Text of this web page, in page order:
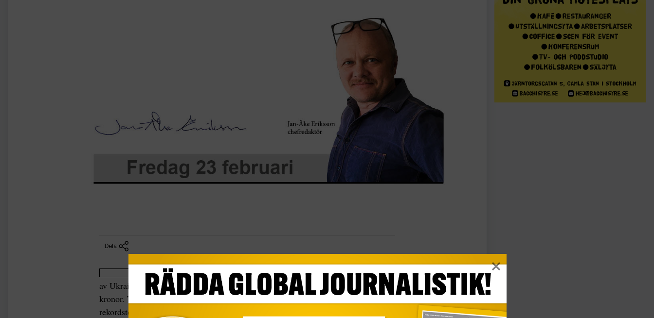
Dela
av Ukraina har världens största oljebolag gjort en vinst på över 2 900 miljarder
kronor. Trots svagare råvarumarknadspriser förväntas företagen betala ut
rekordstora utbetalningar till sina investerare under det kommande året, vilket har